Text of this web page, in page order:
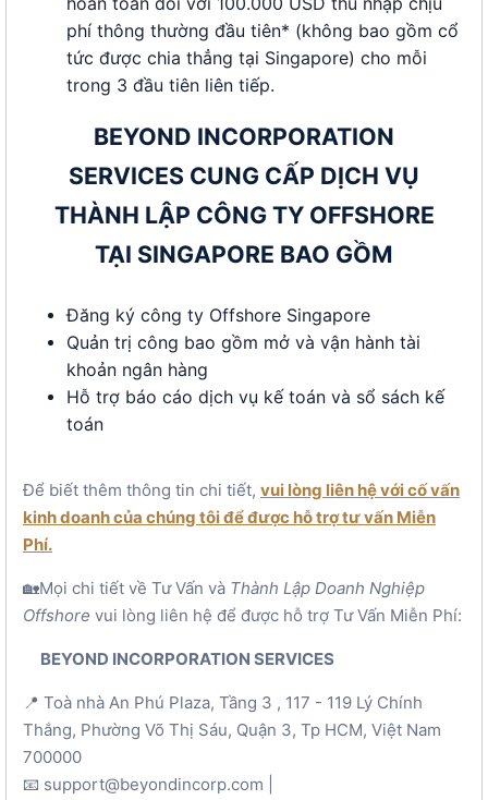
phí thông thường đầu tiên* (không bao gồm cổ
tức được chia thẳng tại Singapore) cho mỗi
trong 3 đầu tiên liên tiếp.
BEYOND INCORPORATION
SERVICES CUNG CẤP DỊCH VỤ
THÀNH LẬP CÔNG TY OFFSHORE
TẠI SINGAPORE BAO GỒM
Đăng ký công ty Offshore Singapore
Quản trị công bao gồm mở và vận hành tài
khoản ngân hàng
Hỗ trợ báo cáo dịch vụ kế toán và sổ sách kế
toán
Để biết thêm thông tin chi tiết, vui lòng liên hệ với cố vấn
kinh doanh của chúng tôi để được hỗ trợ tư vấn Miễn
Phí.
🏡Mọi chi tiết về Tư Vấn và Thành Lập Doanh Nghiệp
Offshore vui lòng liên hệ để được hỗ trợ Tư Vấn Miễn Phí:
BEYOND INCORPORATION SERVICES
📍 Toà nhà An Phú Plaza, Tầng 3 , 117 - 119 Lý Chính
Thắng, Phường Võ Thị Sáu, Quận 3, Tp HCM, Việt Nam
700000
📧 support@beyondincorp.com |